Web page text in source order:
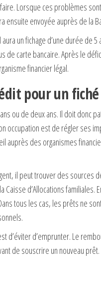
Lorsque ces problèmes
envoyée auprès de la
un fichage d’une durée de 5
de carte bancaire. Après le
financier légal.
pour un fiché
ou de deux ans. Il doit donc
occupation est de régler ses
auprès des organismes
il peut trouver des sources
d’Allocations familiales.
tous les cas, les prêts ne
d’éviter d’emprunter. Le
de souscrire un nouveau prêt.